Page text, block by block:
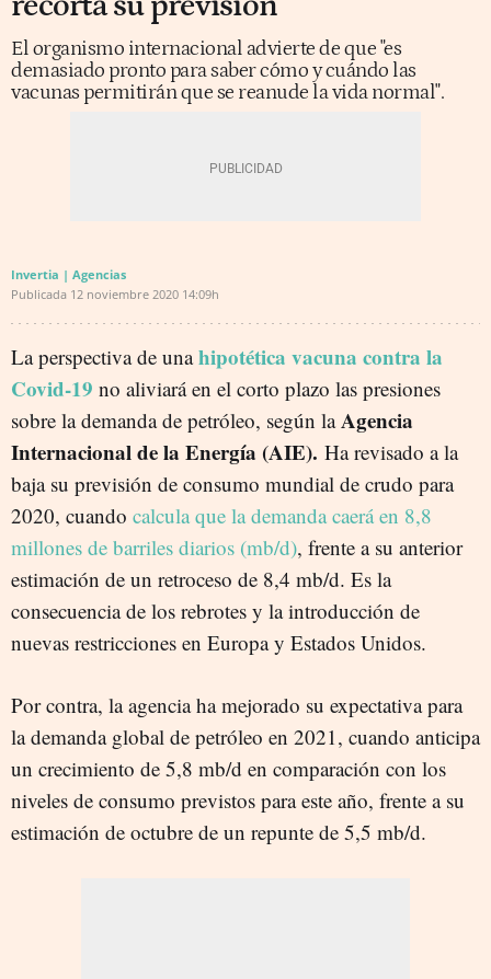
El organismo internacional advierte de que "es
demasiado pronto para saber cómo y cuándo las
vacunas permitirán que se reanude la vida normal".
Invertia | Agencias
Publicada 12 noviembre 2020 14:09h
La perspectiva de unahipotética vacuna contra la
Covid-19 no aliviará en el corto plazo las presiones
sobre la demanda de petróleo, según laAgencia
Internacional de la Energía (AIE). Ha revisado a la
baja su previsión de consumo mundial de crudo para
2020, cuando calcula que la demanda caerá en 8,8
millones de barriles diarios (mb/d), frente a su anterior
estimación de un retroceso de 8,4 mb/d. Es la
consecuencia de los rebrotes y la introducción de
nuevas restricciones en Europa y Estados Unidos.
Por contra, la agencia ha mejorado su expectativa para
la demanda global de petróleo en 2021, cuando anticipa
un crecimiento de 5,8 mb/d en comparación con los
niveles de consumo previstos para este año, frente a su
estimación de octubre de un repunte de 5,5 mb/d.